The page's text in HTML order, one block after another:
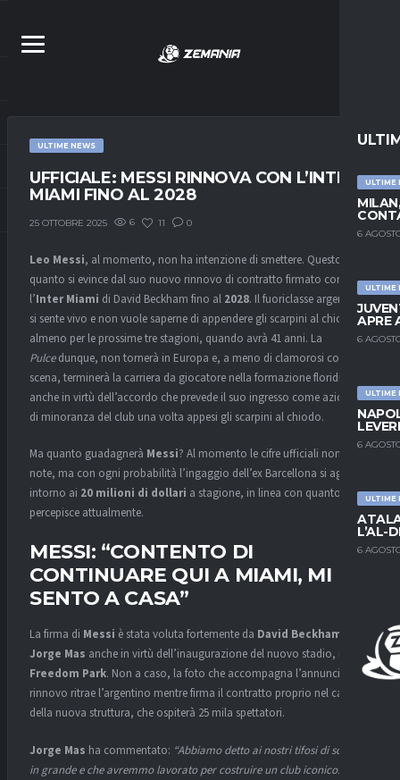
ULTIME
6
ULTIME
APRE
6
ULTIME
6
ULTIME
L’AL-
6
ULTIME NEWS
UFFICIALE: MESSI RINNOVA CON L’INTER
MIAMI FINO AL 2028
25 OTTOBRE 2025 6 11 0
Leo Messi, al momento, non ha intenzione di smettere. Questo
quanto si evince dal suo nuovo rinnovo di contratto firmato con
l’Inter Miami di David Beckham fino al 2028. Il fuoriclasse argentino
si sente vivo e non vuole saperne di appendere gli scarpini al chiodo
almeno per le prossime tre stagioni, quando avrà 41 anni. La
Pulcedunque, non tornerà in Europa e, a meno di clamorosi colpi di
scena, terminerà la carriera da giocatore nella formazione floridiana,
anche in virtù dell’accordo che prevede il suo ingresso come azionista
di minoranza del club una volta appesi gli scarpini al chiodo.
Ma quanto guadagnerà Messi? Al momento le cifre ufficiali non sono
note, ma con ogni probabilità l’ingaggio dell’ex Barcellona si aggirerà
intorno ai 20 milioni di dollari a stagione, in linea con quanto
percepisce attualmente.
MESSI: “CONTENTO DI
CONTINUARE QUI A MIAMI, MI
SENTO A CASA”
La firma di Messi è stata voluta fortemente da David Beckham
Jorge Mas anche in virtù dell’inaugurazione del nuovo stadio, il
Freedom Park. Non a caso, la foto che accompagna l’annuncio del
rinnovo ritrae l’argentino mentre firma il contratto proprio nel cantiere
della nuova struttura, che ospiterà 25 mila spettatori.
Jorge Mas ha commentato: “Abbiamo detto ai nostri tifosi di sognare
in grande e che avremmo lavorato per costruire un club iconico. Un